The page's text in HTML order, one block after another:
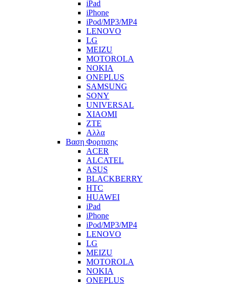
iPad
iPhone
iPod/MP3/MP4
LENOVO
LG
MEIZU
MOTOROLA
NOKIA
ONEPLUS
SAMSUNG
SONY
UNIVERSAL
XIAOMI
ZTE
Αλλα
Βαση Φορτισης
ACER
ALCATEL
ASUS
BLACKBERRY
HTC
HUAWEI
iPad
iPhone
iPod/MP3/MP4
LENOVO
LG
MEIZU
MOTOROLA
NOKIA
ONEPLUS